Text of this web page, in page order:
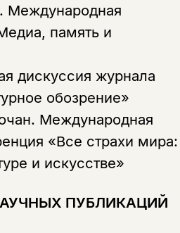
Международная
память и
дискуссия журнала
обозрение»
Международная
«Все страхи мира:
и искусстве»
ПУБЛИКАЦИЙ